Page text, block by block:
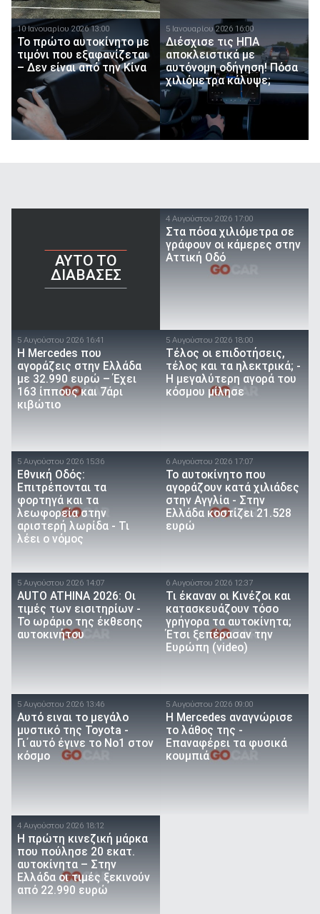
10 Ιανουαρίου 2026 13:00
Το πρώτο αυτοκίνητο με
τιμόνι που εξαφανίζεται
– Δεν είναι από την Κίνα
5 Ιανουαρίου 2026 16:00
Διέσχισε τις ΗΠΑ
αποκλειστικά με
αυτόνομη οδήγηση! Πόσα
χιλιόμετρα κάλυψε;
AYTO TO
ΔΙΑΒΑΣΕΣ
4 Αυγούστου 2026 17:00
Στα πόσα χιλιόμετρα σε
γράφουν οι κάμερες στην
Αττική Οδό
5 Αυγούστου 2026 16:41
Η Mercedes που
αγοράζεις στην Ελλάδα
με 32.990 ευρώ – Έχει
163 ίππους και 7άρι
κιβώτιο
5 Αυγούστου 2026 18:00
Τέλος οι επιδοτήσεις,
τέλος και τα ηλεκτρικά; -
Η μεγαλύτερη αγορά του
κόσμου μίλησε
5 Αυγούστου 2026 15:36
Εθνική Οδός:
Επιτρέπονται τα
φορτηγά και τα
λεωφορεία στην
αριστερή λωρίδα - Τι
λέει ο νόμος
6 Αυγούστου 2026 17:07
To αυτοκίνητο που
αγοράζουν κατά χιλιάδες
στην Αγγλία - Στην
Ελλάδα κοστίζει 21.528
ευρώ
5 Αυγούστου 2026 14:07
AUTO ATHINA 2026: Οι
τιμές των εισιτηρίων -
Το ωράριο της έκθεσης
αυτοκινήτου
6 Αυγούστου 2026 12:37
Τι έκαναν οι Κινέζοι και
κατασκευάζουν τόσο
γρήγορα τα αυτοκίνητα;
Έτσι ξεπέρασαν την
Ευρώπη (video)
5 Αυγούστου 2026 13:46
Αυτό ειναι τo μεγάλο
μυστικό της Toyota -
Γι΄αυτό έγινε το Νο1 στον
κόσμο
5 Αυγούστου 2026 09:00
Η Mercedes αναγνώρισε
το λάθος της -
Επαναφέρει τα φυσικά
κουμπιά
4 Αυγούστου 2026 18:12
Η πρώτη κινεζική μάρκα
που πούλησε 20 εκατ.
αυτοκίνητα – Στην
Ελλάδα οι τιμές ξεκινούν
από 22.990 ευρώ